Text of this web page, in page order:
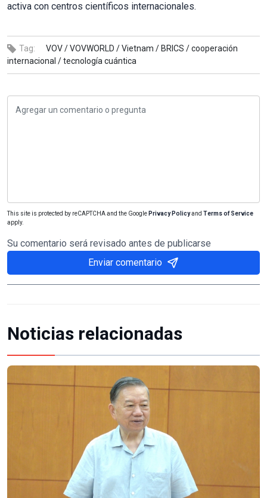
activa con centros científicos internacionales.
Tag: VOV /VOVWORLD /Vietnam / BRICS /cooperación
internacional /tecnología cuántica
This site is protected by reCAPTCHA and the Google Privacy Policyand Terms of Service
apply.
Su comentario será revisado antes de publicarse
Enviar comentario
Noticias relacionadas